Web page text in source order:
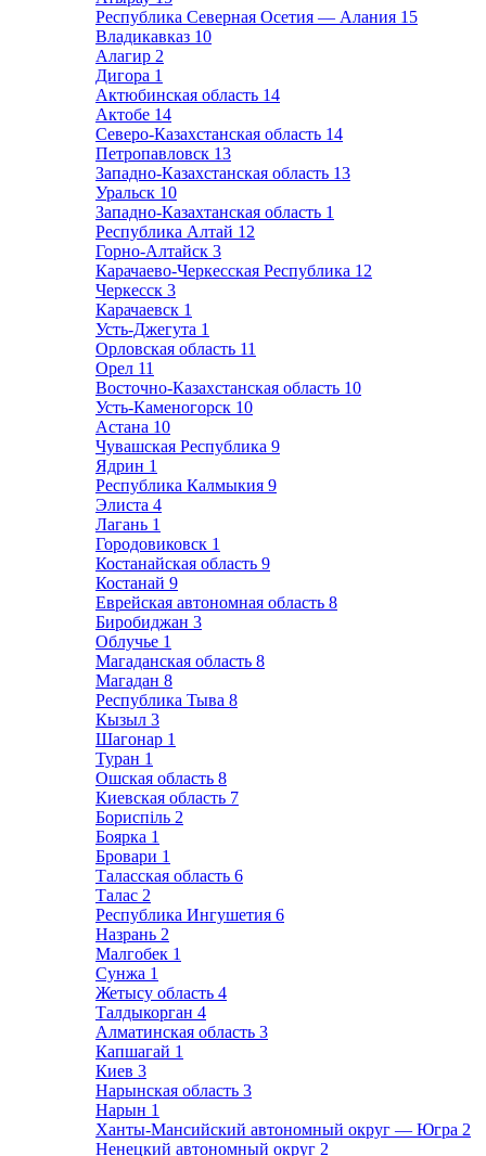
Республика Северная Осетия — Алания 15
Владикавказ 10
Алагир 2
Дигора 1
Актюбинская область 14
Актобе 14
Северо-Казахстанская область 14
Петропавловск 13
Западно-Казахстанская область 13
Уральск 10
Западно-Казахтанская область 1
Республика Алтай 12
Горно-Алтайск 3
Карачаево-Черкесская Республика 12
Черкесск 3
Карачаевск 1
Усть-Джегута 1
Орловская область 11
Орел 11
Восточно-Казахстанская область 10
Усть-Каменогорск 10
Астана 10
Чувашская Республика 9
Ядрин 1
Республика Калмыкия 9
Элиста 4
Лагань 1
Городовиковск 1
Костанайская область 9
Костанай 9
Еврейская автономная область 8
Биробиджан 3
Облучье 1
Магаданская область 8
Магадан 8
Республика Тыва 8
Кызыл 3
Шагонар 1
Туран 1
Ошская область 8
Киевская область 7
Бориспіль 2
Боярка 1
Бровари 1
Таласская область 6
Талас 2
Республика Ингушетия 6
Назрань 2
Малгобек 1
Сунжа 1
Жетысу область 4
Талдыкорган 4
Алматинская область 3
Капшагай 1
Киев 3
Нарынская область 3
Нарын 1
Ханты-Мансийский автономный округ — Югра 2
Ненецкий автономный округ 2